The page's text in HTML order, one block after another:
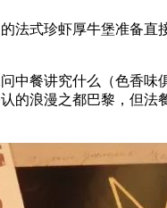
式珍虾厚牛堡准备
餐讲究什么（色香味
浪漫之都巴黎，但